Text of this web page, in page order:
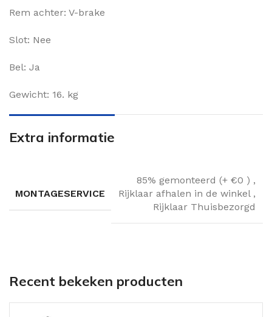
Rem achter: V-brake
Slot: Nee
Bel: Ja
Gewicht: 16. kg
Extra informatie
MONTAGESERVICE
85% gemonteerd (+ €0 ) ,
Rijklaar afhalen in de winkel ,
Rijklaar Thuisbezorgd
Recent bekeken producten